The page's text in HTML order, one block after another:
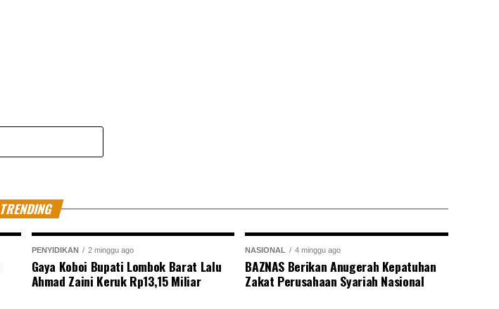
TRENDING
PENYIDIKAN 2 minggu ago
Gaya Koboi Bupati Lombok Barat Lalu
Ahmad Zaini Keruk Rp13,15 Miliar
NASIONAL 4 minggu ago
BAZNAS Berikan Anugerah Kepatuhan
Zakat Perusahaan Syariah Nasional